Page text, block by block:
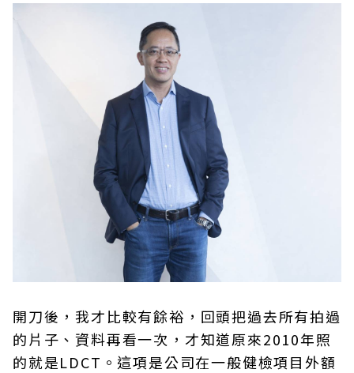
開刀後，我才比較有餘裕，回頭把過去所有拍過
的片子、資料再看一次，才知道原來2010年照
的就是LDCT。這項是公司在一般健檢項目外額